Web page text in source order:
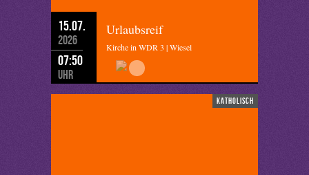
15.07.
2026
07:50
Uhr
Urlaubsreif
Kirche in WDR 3 | Wiesel
katholisch